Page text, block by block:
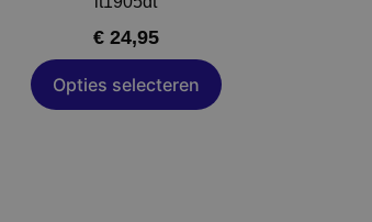
€24,95
Opties selecteren
de
productpagina